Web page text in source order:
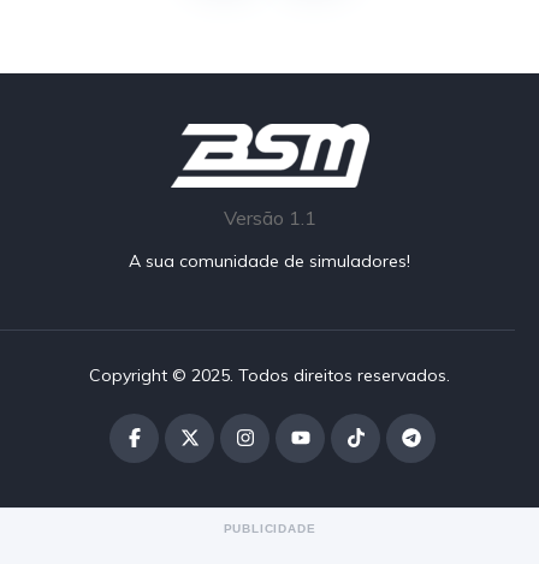
Versão 1.1
A sua comunidade de simuladores!
Copyright © 2025. Todos direitos reservados.
PUBLICIDADE